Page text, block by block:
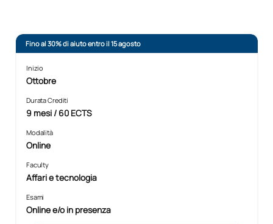
Fino al 30% di aiuto entro il 15 agosto
Inizio
Ottobre
Durata Crediti
9 mesi / 60 ECTS
Modalità
Online
Faculty
Affari e tecnologia
Esami
Online e/o in presenza